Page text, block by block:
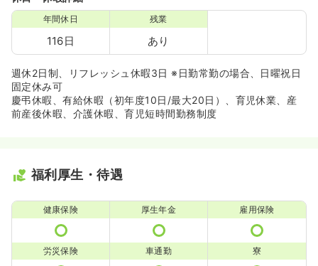
年間休日
116日
残業
あり
週休2日制、リフレッシュ休暇3日 ※日勤常勤の場合、日曜祝日
固定休み可
慶弔休暇、有給休暇（初年度10日/最大20日）、育児休業、産
前産後休暇、介護休暇、育児短時間勤務制度
福利厚生・待遇
健康保険 厚生年金 雇用保険
労災保険 車通勤 寮